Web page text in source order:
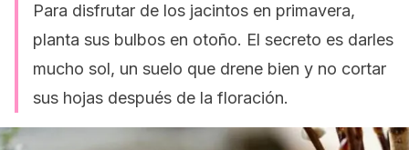
Para disfrutar de los jacintos en primavera,
planta sus bulbos en otoño. El secreto es darles
mucho sol, un suelo que drene bien y no cortar
sus hojas después de la floración.